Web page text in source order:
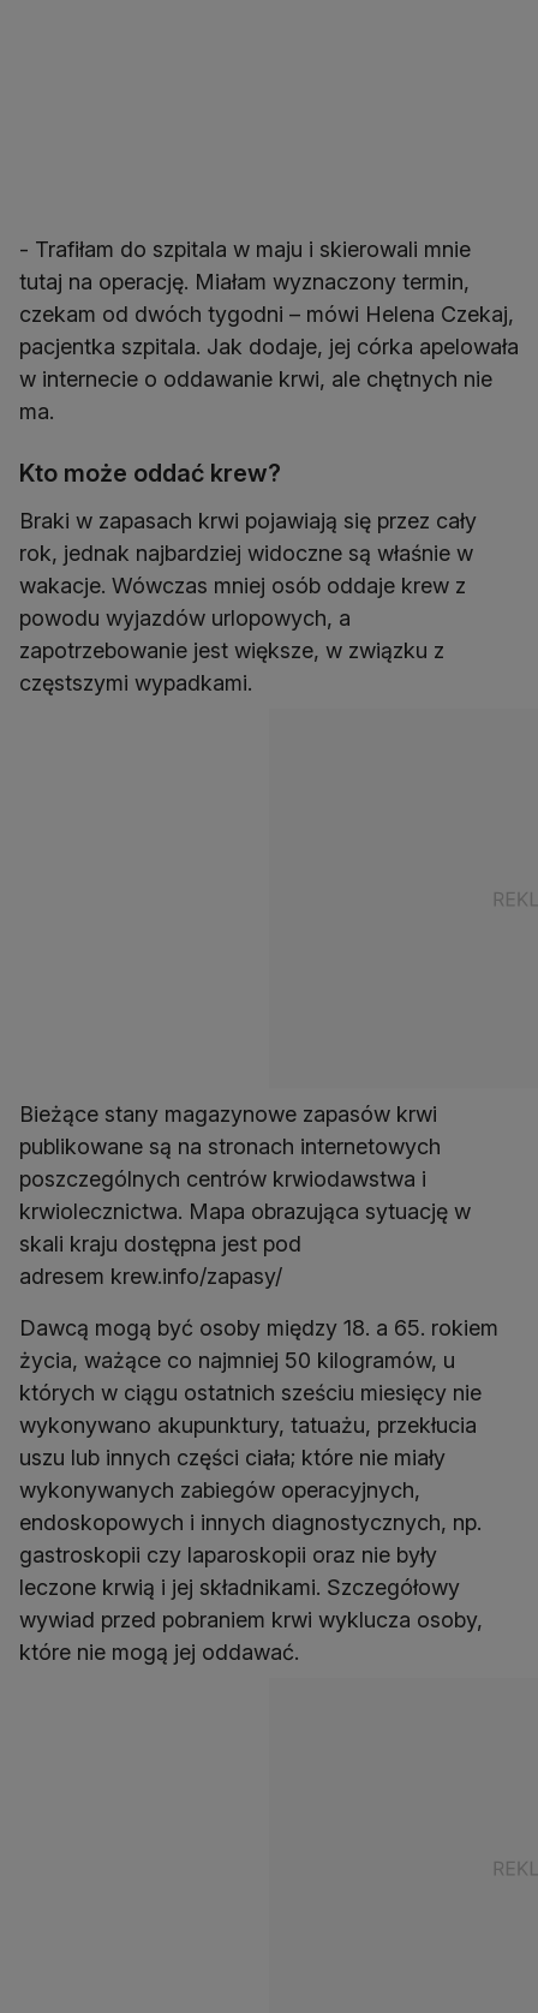
- Trafiłam do szpitala w maju i skierowali mnie
tutaj na operację. Miałam wyznaczony termin,
czekam od dwóch tygodni – mówi Helena Czekaj,
pacjentka szpitala. Jak dodaje, jej córka apelowała
w internecie o oddawanie krwi, ale chętnych nie
ma.
Kto może oddać krew?
Braki w zapasach krwi pojawiają się przez cały
rok, jednak najbardziej widoczne są właśnie w
wakacje. Wówczas mniej osób oddaje krew z
powodu wyjazdów urlopowych, a
zapotrzebowanie jest większe, w związku z
częstszymi wypadkami.
Bieżące stany magazynowe zapasów krwi
publikowane są na stronach internetowych
poszczególnych centrów krwiodawstwa i
krwiolecznictwa. Mapa obrazująca sytuację w
skali kraju dostępna jest pod
adresem krew.info/zapasy/
Dawcą mogą być osoby między 18. a 65. rokiem
życia, ważące co najmniej 50 kilogramów, u
których w ciągu ostatnich sześciu miesięcy nie
wykonywano akupunktury, tatuażu, przekłucia
uszu lub innych części ciała; które nie miały
wykonywanych zabiegów operacyjnych,
endoskopowych i innych diagnostycznych, np.
gastroskopii czy laparoskopii oraz nie były
leczone krwią i jej składnikami. Szczegółowy
wywiad przed pobraniem krwi wyklucza osoby,
które nie mogą jej oddawać.